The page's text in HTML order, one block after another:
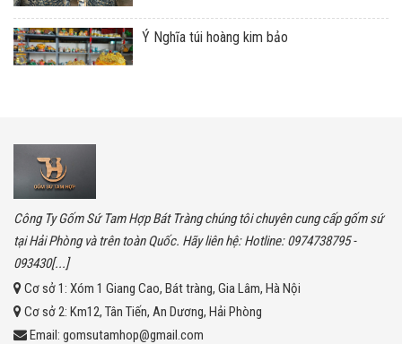
Ý Nghĩa túi hoàng kim bảo
Công Ty Gốm Sứ Tam Hợp Bát Tràng chúng tôi chuyên cung cấp gốm sứ
tại Hải Phòng và trên toàn Quốc. Hãy liên hệ: Hotline: 0974738795 -
093430[...]
Cơ sở 1: Xóm 1 Giang Cao, Bát tràng, Gia Lâm, Hà Nội
Cơ sở 2: Km12, Tân Tiến, An Dương, Hải Phòng
Email: gomsutamhop@gmail.com